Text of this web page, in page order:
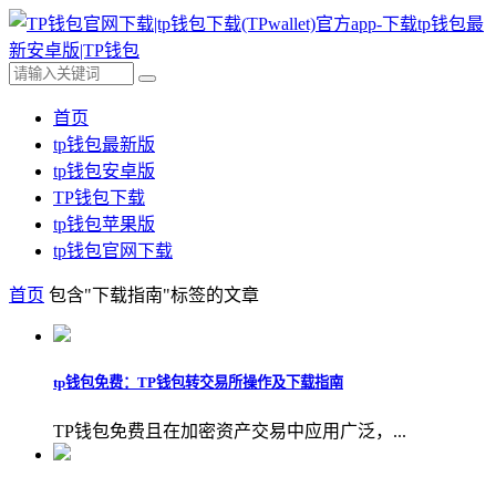
首页
tp钱包最新版
tp钱包安卓版
TP钱包下载
tp钱包苹果版
tp钱包官网下载
首页 包含"下载指南"标签的文章
tp钱包免费：TP钱包转交易所操作及下载指南
TP钱包免费且在加密资产交易中应用广泛，...